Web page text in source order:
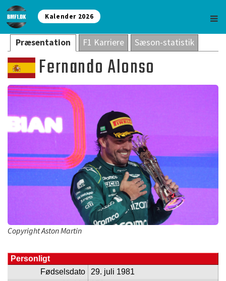
Kalender 2026
Præsentation F1 Karriere Sæson-statistik
Fernando Alonso
Copyright Aston Martin
Personligt
Fødselsdato
29. juli 1981